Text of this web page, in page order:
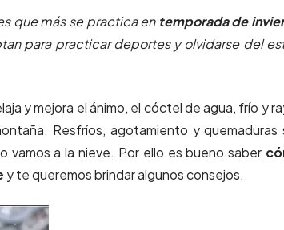
que más se practica en temporada de
para practicar deportes y olvidarse del
y mejora el ánimo, el cóctel de agua, frío y
Resfríos, agotamiento y quemaduras
a la nieve. Por ello es bueno saber
y te queremos brindaralgunos consejos.